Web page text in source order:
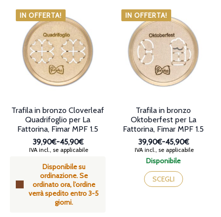
54,90€
varianti.
Le
opzioni
possono
essere
scelte
nella
pagina
opzioni
possono
essere
scelte
nella
pagina
prodotto
IN OFFERTA!
Disponibile su
ordinazione. Se
ordinato ora, l’ordine
verrà spedito entro 3-5
giorni.
Trafila in bronzo Cloverleaf
Quadrifoglio per La
Fattorina, Fimar MPF 1.5
39,90€-45,90€
Fascia
prezzo:
da
39,90€
a
45,90€
IVA incl., se applicabile
IN OFFERTA!
Disponibile
Trafila in bronzo
Oktoberfest per La
Fattorina, Fimar MPF 1.5
39,90€-45,90€
Fascia
di
da
39,90€
IVA incl., se applicabile
SCEGLI
Questo
prodotto
ha